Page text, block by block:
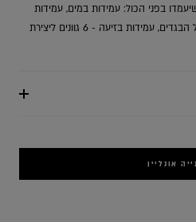
בפני הכול: עמידות במים, עמידות
בפני כתמים, עמידות בפני מריחה על הבגדים, עמידות בזיעה - 6 גוונים ליצירת
אונליין